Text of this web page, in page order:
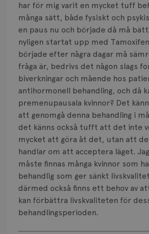
har för mig varit en mycket tuff
många sätt, både fysiskt och
en paus nu och började då må
nyligen startat upp med
började efter några dagar må
fråga är, bedrivs det någon slags
biverkningar och mående hos
antihormonell behandling, och då
premenupausala kvinnor? Det
att genomgå denna behandling i
det känns också tufft att det inte
mycket att göra åt det, utan att
handlar om att acceptera läget.
måste finnas många kvinnor som
behandlig som ger sänkt
därmed också finns ett behov av
kan förbättra livskvaliteten för
behandlingsperioden.
Visa svar
Knöl
Läkemedel
Typ av bröstcancer
Smärta
Risker
Spridd bröstcancer
Strålning
Vätska